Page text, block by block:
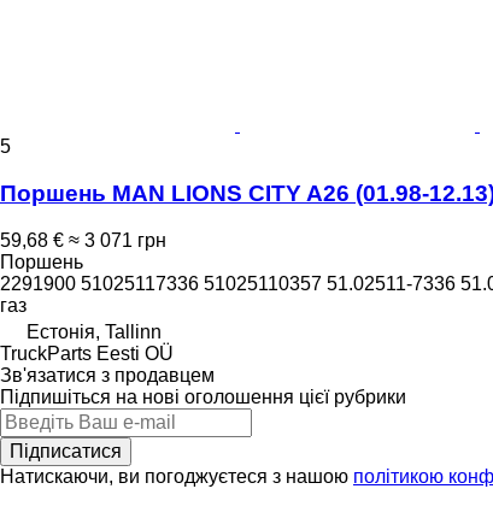
5
Поршень MAN LIONS CITY A26 (01.98-
59,68 € ≈ 3 071 грн
Поршень
2291900 51025117336 51025110357 51.02511-7336
газ
Естонія, Tallinn
TruckParts Eesti OÜ
Зв'язатися з продавцем
Підпишіться на нові оголошення цієї рубрики
Підписатися
Натискаючи, ви погоджуєтеся з нашою політикою